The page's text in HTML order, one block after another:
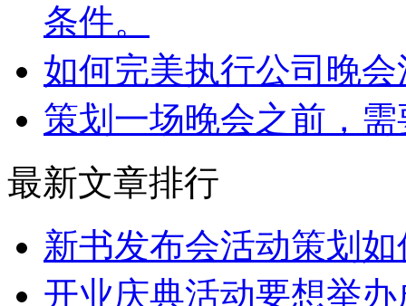
条件。
如何完美执行公司晚
策划一场晚会之前，
最新文章排行
新书发布会活动策划
开业庆典活动要想举